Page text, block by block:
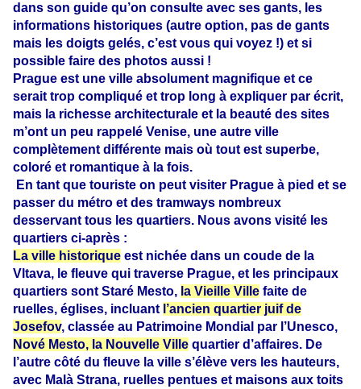
dans son guide qu’on consulte avec ses gants, les
informations historiques (autre option, pas de gants
mais les doigts gelés, c’est vous qui voyez !) et si
possible faire des photos aussi !
Prague est une ville absolument magnifique et ce
serait trop compliqué et trop long à expliquer par écrit,
mais la richesse architecturale et la beauté des sites
m’ont un peu rappelé Venise, une autre ville
complètement différente mais où tout est superbe,
coloré et romantique à la fois.
En tant que touriste on peut visiter Prague à pied et se
passer du métro et des tramways nombreux
desservant tous les quartiers. Nous avons visité les
quartiers ci-après :
La ville historique est nichée dans un coude de la
Vltava, le fleuve qui traverse Prague, et les principaux
quartiers sont Staré Mesto, la Vieille Ville faite de
ruelles, églises, incluant l’ancien quartier juif de
Josefov, classée au Patrimoine Mondial par l’Unesco,
Nové Mesto, la Nouvelle Ville quartier d’affaires. De
l’autre côté du fleuve la ville s’élève vers les hauteurs,
avec Malà Strana, ruelles pentues et maisons aux toits